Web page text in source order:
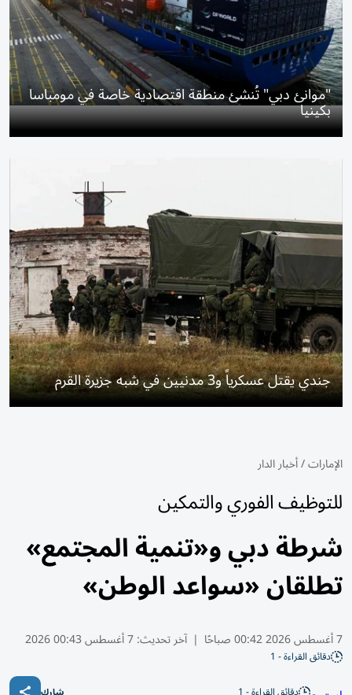
"موانئ دبي" تُنشئ منطقة اقتصادية خاصة في مومباسا
بكينيا
جندي يقتل عسكرياً و3 مدنيين في شبه جزيرة القرم
الإمارات/أخبار الدار
للتوظيف الفوري والتمكين
شرطة دبي و«تنمية المجتمع»
تطلقان «سواعد الوطن»
7 أغسطس 2026 00:42 صباحًا | آخر تحديث:7 أغسطس 00:43 2026
دقائق القراءة - 1